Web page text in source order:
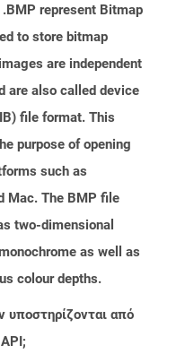
represent Bitmap
to store bitmap
are independent
are also called device
file format. This
purpose of opening
such as
Mac. The BMP file
two-dimensional
as well as
colour depths.
υποστηρίζονται από